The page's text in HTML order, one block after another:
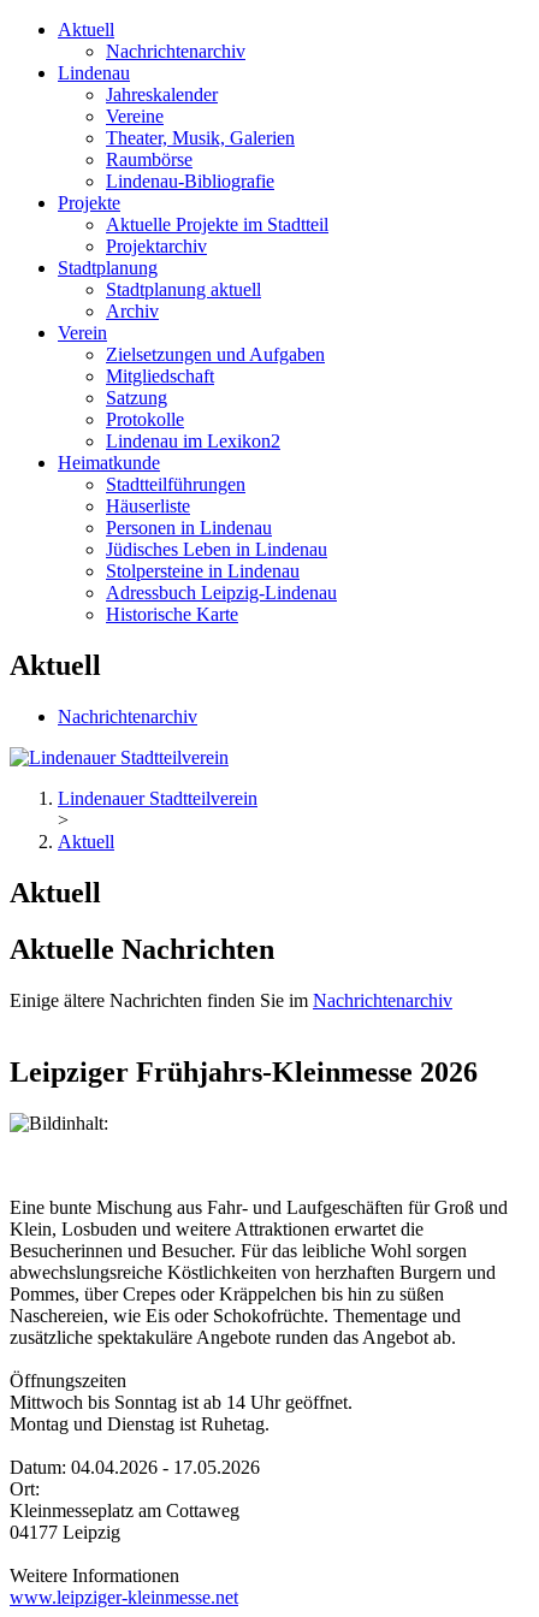
Aktuell
Nachrichtenarchiv
Lindenau
Jahreskalender
Vereine
Theater, Musik, Galerien
Raumbörse
Lindenau-Bibliografie
Projekte
Aktuelle Projekte im Stadtteil
Projektarchiv
Stadtplanung
Stadtplanung aktuell
Archiv
Verein
Zielsetzungen und Aufgaben
Mitgliedschaft
Satzung
Protokolle
Lindenau im Lexikon2
Heimatkunde
Stadtteilführungen
Häuserliste
Personen in Lindenau
Jüdisches Leben in Lindenau
Stolpersteine in Lindenau
Adressbuch Leipzig-Lindenau
Historische Karte
Aktuell
Nachrichtenarchiv
Lindenauer Stadtteilverein
>
Aktuell
Aktuell
Aktuelle Nachrichten
Einige ältere Nachrichten finden Sie im Nachrichtenarchiv
Leipziger Frühjahrs-Kleinmesse 2026
Eine bunte Mischung aus Fahr- und Laufgeschäften für Groß und
Klein, Losbuden und weitere Attraktionen erwartet die
Besucherinnen und Besucher. Für das leibliche Wohl sorgen
abwechslungsreiche Köstlichkeiten von herzhaften Burgern und
Pommes, über Crepes oder Kräppelchen bis hin zu süßen
Naschereien, wie Eis oder Schokofrüchte. Thementage und
zusätzliche spektakuläre Angebote runden das Angebot ab.
Öffnungszeiten
Mittwoch bis Sonntag ist ab 14 Uhr geöffnet.
Montag und Dienstag ist Ruhetag.
Datum: 04.04.2026 - 17.05.2026
Ort:
Kleinmesseplatz am Cottaweg
04177 Leipzig
Weitere Informationen
www.leipziger-kleinmesse.net